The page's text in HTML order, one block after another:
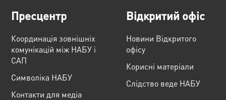
Пресцентр
Координація зовнішніх
комунікацій між НАБУ і
САП
Cимволіка НАБУ
Контакти для медіа
Відкритий офіс
Новини Відкритого
офісу
Корисні матеріали
Слідство веде НАБУ